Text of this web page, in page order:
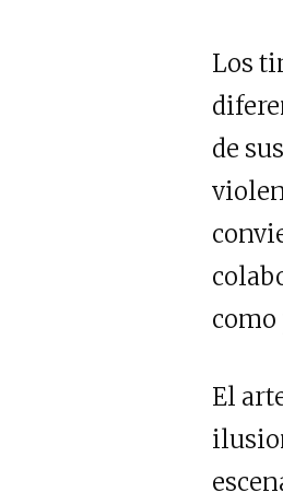
Los
de
como
El